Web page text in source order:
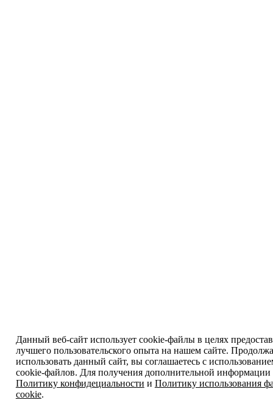
Данный веб-сайт использует cookie-файлы в целях
лучшего пользовательского опыта на нашем сайте.
использовать данный сайт, вы соглашаетесь с
cookie-файлов. Для получения дополнительной информации
Политику конфидециальности и Политику использования
cookie.